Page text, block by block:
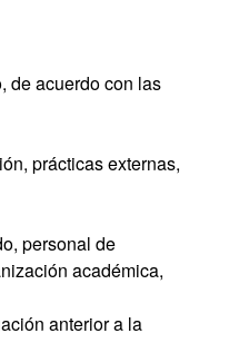
de acuerdo con las
prácticas externas,
personal de
académica,
anterior a la